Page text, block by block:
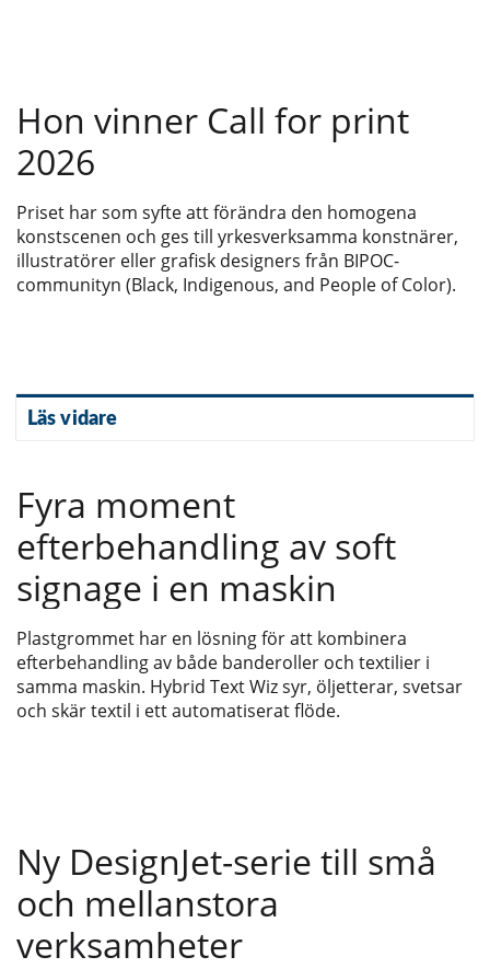
Hon vinner Call for print
2026
Priset har som syfte att förändra den homogena
konstscenen och ges till yrkesverksamma konstnärer,
illustratörer eller grafisk designers från BIPOC-
communityn (Black, Indigenous, and People of Color).
Läs vidare
Fyra moment
efterbehandling av soft
signage i en maskin
Plastgrommet har en lösning för att kombinera
efterbehandling av både banderoller och textilier i
samma maskin. Hybrid Text Wiz syr, öljetterar, svetsar
och skär textil i ett automatiserat flöde.
Ny DesignJet-serie till små
och mellanstora
verksamheter